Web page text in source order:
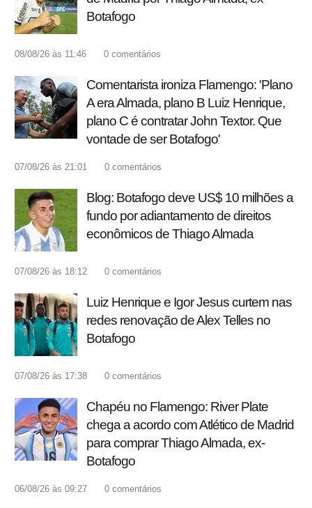
Botafogo
08/08/26 às 11:46 0 comentários
Comentarista ironiza Flamengo: 'Plano
A era Almada, plano B Luiz Henrique,
plano C é contratar John Textor. Que
vontade de ser Botafogo'
07/08/26 às 21:01 0 comentários
Blog: Botafogo deve US$ 10 milhões a
fundo por adiantamento de direitos
econômicos de Thiago Almada
07/08/26 às 18:12 0 comentários
Luiz Henrique e Igor Jesus curtem nas
redes renovação de Alex Telles no
Botafogo
07/08/26 às 17:38 0 comentários
Chapéu no Flamengo: River Plate
chega a acordo com Atlético de Madrid
para comprar Thiago Almada, ex-
Botafogo
06/08/26 às 09:27 0 comentários